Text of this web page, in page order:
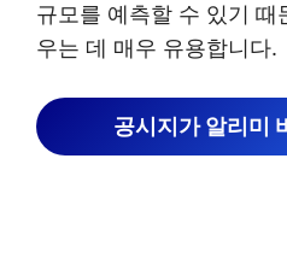
규모를 예측할 수 있기 때
우는 데 매우 유용합니다.
공시지가 알리미